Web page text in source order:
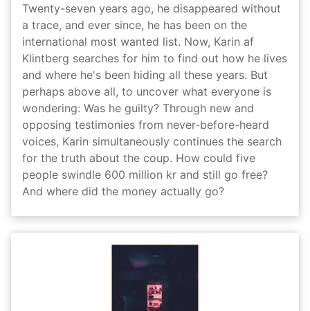
Twenty-seven years ago, he disappeared without
a trace, and ever since, he has been on the
international most wanted list. Now, Karin af
Klintberg searches for him to find out how he lives
and where he's been hiding all these years. But
perhaps above all, to uncover what everyone is
wondering: Was he guilty? Through new and
opposing testimonies from never-before-heard
voices, Karin simultaneously continues the search
for the truth about the coup. How could five
people swindle 600 million kr and still go free?
And where did the money actually go?